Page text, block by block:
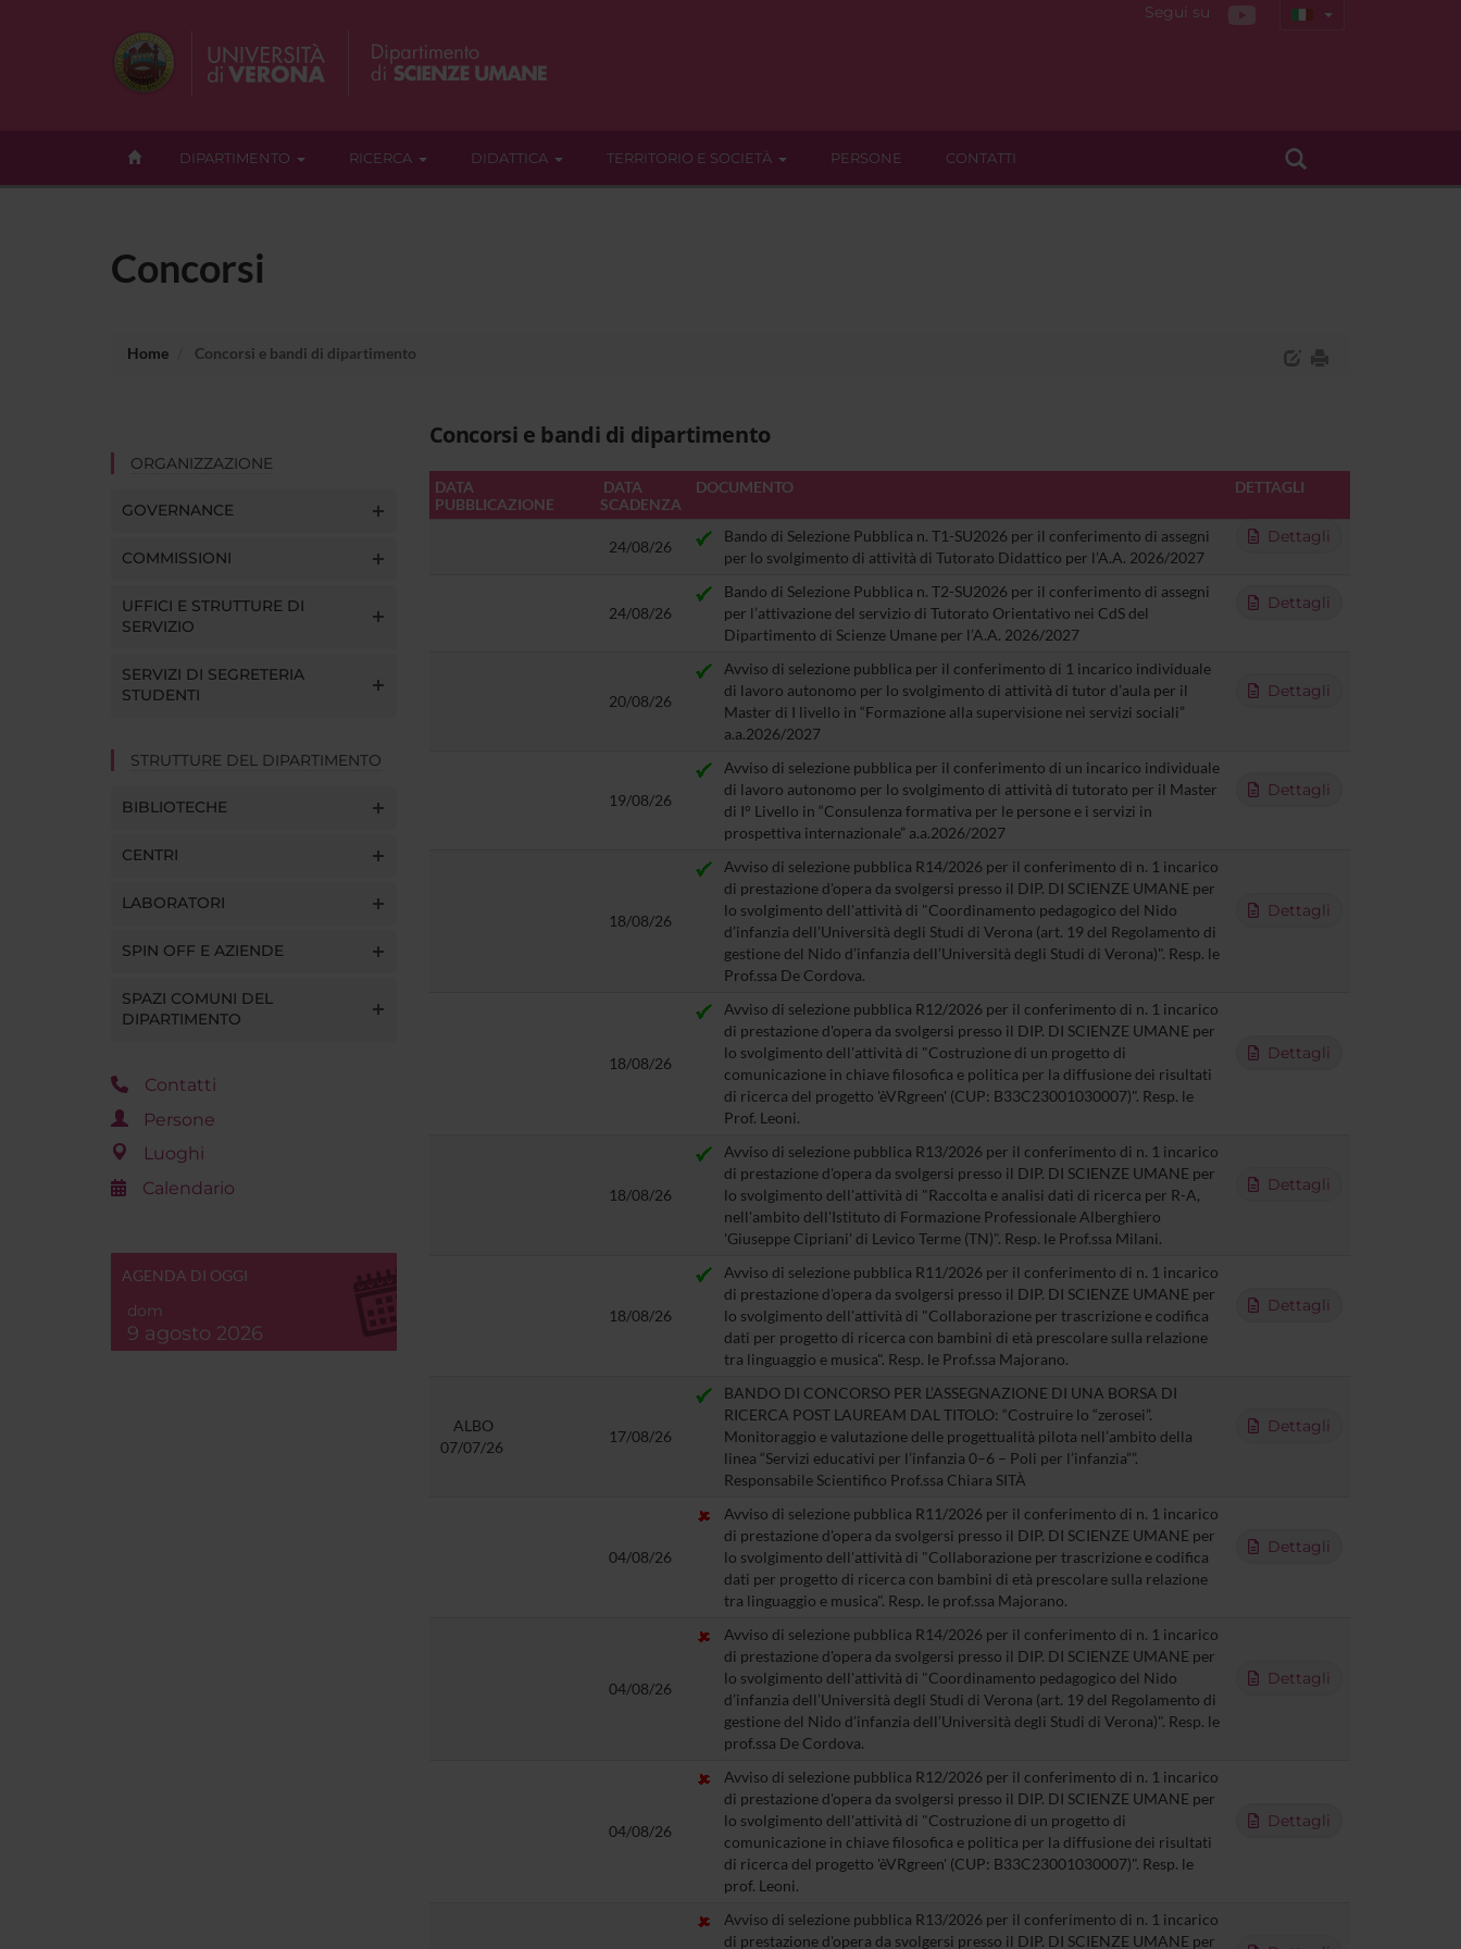
Segui su
DIPARTIMENTO RICERCA DIDATTICA TERRITORIO E SOCIETÀ PERSONE CONTATTI
Concorsi
Home Concorsi e bandi di dipartimento
ORGANIZZAZIONE
GOVERNANCE
COMMISSIONI
UFFICI E STRUTTURE DI
SERVIZIO
SERVIZI DI SEGRETERIA
STUDENTI
STRUTTURE DEL DIPARTIMENTO
BIBLIOTECHE
CENTRI
LABORATORI
SPIN OFF E AZIENDE
SPAZI COMUNI DEL
DIPARTIMENTO
Contatti
Persone
Luoghi
Calendario
AGENDA DI OGGI
dom
9 agosto 2026
Concorsi e bandi di dipartimento
DATA
PUBBLICAZIONE
DATA
SCADENZA
DOCUMENTO DETTAGLI
24/08/26
Bando di Selezione Pubblica n. T1-SU2026 per il conferimento di assegni
per lo svolgimento di attività di Tutorato Didattico per l’A.A. 2026/2027
Dettagli
24/08/26
Bando di Selezione Pubblica n. T2-SU2026 per il conferimento di assegni
per l’attivazione del servizio di Tutorato Orientativo nei CdS del
Dipartimento di Scienze Umane per l’A.A. 2026/2027
Dettagli
20/08/26
Avviso di selezione pubblica per il conferimento di 1 incarico individuale
di lavoro autonomo per lo svolgimento di attività di tutor d’aula per il
Master di I livello in “Formazione alla supervisione nei servizi sociali”
a.a.2026/2027
Dettagli
19/08/26
Avviso di selezione pubblica per il conferimento di un incarico individuale
di lavoro autonomo per lo svolgimento di attività di tutorato per il Master
di I° Livello in “Consulenza formativa per le persone e i servizi in
prospettiva internazionale” a.a.2026/2027
Dettagli
18/08/26
Avviso di selezione pubblica R14/2026 per il conferimento di n. 1 incarico
di prestazione d'opera da svolgersi presso il DIP. DI SCIENZE UMANE per
lo svolgimento dell'attività di "Coordinamento pedagogico del Nido
d’infanzia dell’Università degli Studi di Verona (art. 19 del Regolamento di
gestione del Nido d’infanzia dell’Università degli Studi di Verona)". Resp. le
Prof.ssa De Cordova.
Dettagli
18/08/26
Avviso di selezione pubblica R12/2026 per il conferimento di n. 1 incarico
di prestazione d'opera da svolgersi presso il DIP. DI SCIENZE UMANE per
lo svolgimento dell'attività di "Costruzione di un progetto di
comunicazione in chiave filosofica e politica per la diffusione dei risultati
di ricerca del progetto 'èVRgreen' (CUP: B33C23001030007)". Resp. le
Prof. Leoni.
Dettagli
18/08/26
Avviso di selezione pubblica R13/2026 per il conferimento di n. 1 incarico
di prestazione d'opera da svolgersi presso il DIP. DI SCIENZE UMANE per
lo svolgimento dell'attività di "Raccolta e analisi dati di ricerca per R-A,
nell'ambito dell'Istituto di Formazione Professionale Alberghiero
'Giuseppe Cipriani' di Levico Terme (TN)". Resp. le Prof.ssa Milani.
Dettagli
18/08/26
Avviso di selezione pubblica R11/2026 per il conferimento di n. 1 incarico
di prestazione d'opera da svolgersi presso il DIP. DI SCIENZE UMANE per
lo svolgimento dell'attività di "Collaborazione per trascrizione e codifica
dati per progetto di ricerca con bambini di età prescolare sulla relazione
tra linguaggio e musica". Resp. le Prof.ssa Majorano.
Dettagli
ALBO
07/07/26
17/08/26
BANDO DI CONCORSO PER L’ASSEGNAZIONE DI UNA BORSA DI
RICERCA POST LAUREAM DAL TITOLO: “Costruire lo “zerosei”.
Monitoraggio e valutazione delle progettualità pilota nell’ambito della
linea “Servizi educativi per l’infanzia 0–6 – Poli per l’infanzia””.
Responsabile Scientifico Prof.ssa Chiara SITÀ
Dettagli
04/08/26
Avviso di selezione pubblica R11/2026 per il conferimento di n. 1 incarico
di prestazione d'opera da svolgersi presso il DIP. DI SCIENZE UMANE per
lo svolgimento dell'attività di "Collaborazione per trascrizione e codifica
dati per progetto di ricerca con bambini di età prescolare sulla relazione
tra linguaggio e musica". Resp. le prof.ssa Majorano.
Dettagli
04/08/26
Avviso di selezione pubblica R14/2026 per il conferimento di n. 1 incarico
di prestazione d'opera da svolgersi presso il DIP. DI SCIENZE UMANE per
lo svolgimento dell'attività di "Coordinamento pedagogico del Nido
d’infanzia dell’Università degli Studi di Verona (art. 19 del Regolamento di
gestione del Nido d’infanzia dell’Università degli Studi di Verona)". Resp. le
prof.ssa De Cordova.
Dettagli
04/08/26
Avviso di selezione pubblica R12/2026 per il conferimento di n. 1 incarico
di prestazione d'opera da svolgersi presso il DIP. DI SCIENZE UMANE per
lo svolgimento dell'attività di "Costruzione di un progetto di
comunicazione in chiave filosofica e politica per la diffusione dei risultati
di ricerca del progetto 'èVRgreen' (CUP: B33C23001030007)". Resp. le
prof. Leoni.
Dettagli
Avviso di selezione pubblica R13/2026 per il conferimento di n. 1 incarico
di prestazione d'opera da svolgersi presso il DIP. DI SCIENZE UMANE per